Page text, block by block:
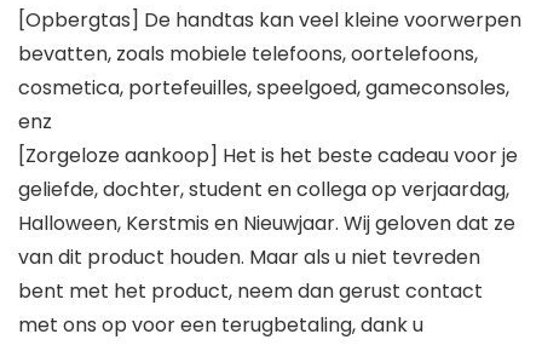
[Opbergtas] De handtas kan veel kleine voorwerpen
bevatten, zoals mobiele telefoons, oortelefoons,
cosmetica, portefeuilles, speelgoed, gameconsoles,
enz
[Zorgeloze aankoop] Het is het beste cadeau voor je
geliefde, dochter, student en collega op verjaardag,
Halloween, Kerstmis en Nieuwjaar. Wij geloven dat ze
van dit product houden. Maar als u niet tevreden
bent met het product, neem dan gerust contact
met ons op voor een terugbetaling, dank u